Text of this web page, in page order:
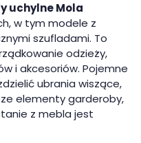
uchylne Mola
w tym modele z
szufladami. To
odzieży,
i akcesoriów. Pojemne
ubrania wiszące,
elementy garderoby,
z mebla jest